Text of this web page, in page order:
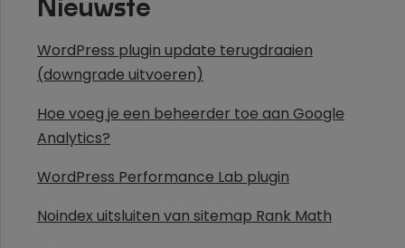
Nieuwste
WordPress plugin update terugdraaien
(downgrade uitvoeren)
Hoe voeg je een beheerder toe aan Google
Analytics?
WordPress Performance Lab plugin
Noindex uitsluiten van sitemap Rank Math